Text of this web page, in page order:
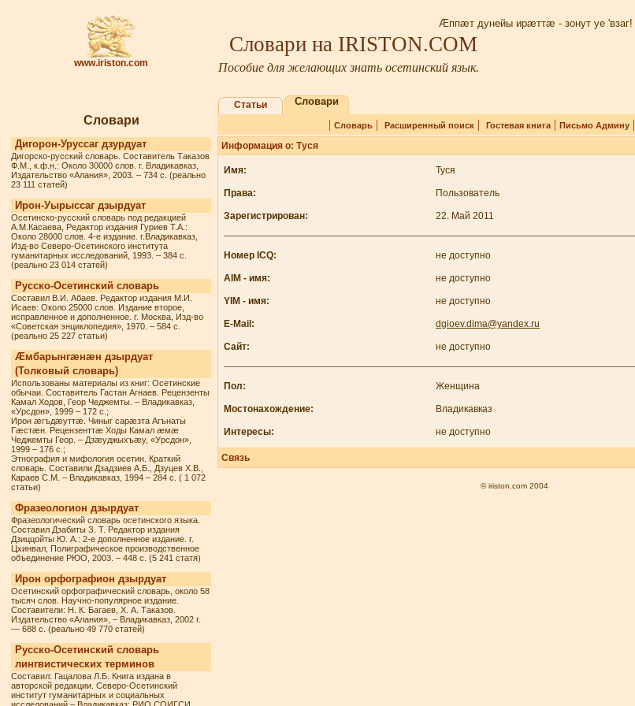
www.iriston.com
Æппæт дунейы ирæттæ - зонут уе 'взаг!
Словари на IRISTON.COM
Пособие для желающих знать осетинский язык.
Словари
Дигорон-Уруссаг дзурдуат
Дигорско-русский словарь. Составитель Таказов
Ф.М., к.ф.н.: Около 30000 слов. г. Владикавказ,
Издательство «Алания», 2003. – 734 с. (реально
23 111 статей)
Ирон-Уырыссаг дзырдуат
Осетинско-русский словарь под редакцией
А.М.Касаева, Редактор издания Гуриев Т.А.:
Около 28000 слов. 4-е издание. г.Владикавказ,
Изд-во Северо-Осетинского института
гуманитарных исследований, 1993. – 384 с.
(реально 23 014 статей)
Русско-Осетинский словарь
Составил В.И. Абаев. Редактор издания М.И.
Исаев: Около 25000 слов. Издание второе,
исправленное и дополненное. г. Москва, Изд-во
«Советская энциклопедия», 1970. – 584 с.
(реально 25 227 статьи)
Æмбарынгæнæн дзырдуат
(Толковый словарь)
Использованы материалы из книг: Осетинские
обычаи. Составитель Гастан Агнаев. Рецензенты
Камал Ходов, Геор Чеджемты. – Владикавказ,
«Урсдон», 1999 – 172 с.;
Ирон æгъдæуттæ. Чиныг сарæзта Агънаты
Гæстæн. Рецензенттæ Ходы Камал æмæ
Чеджемты Геор. – Дзæуджыхъæу, «Урсдон»,
1999 – 176 с.;
Этнография и мифология осетин. Краткий
словарь. Составили Дзадзиев А.Б., Дзуцев Х.В.,
Караев С.М. – Владикавказ, 1994 – 284 с. ( 1 072
статьи)
Фразеологион дзырдуат
Фразеологический словарь осетинского языка.
Составил Дзабиты З. Т. Редактор издания
Дзиццойты Ю. А.: 2-е дополненное издание. г.
Цхинвал, Полиграфическое производственное
объединение РЮО, 2003. – 448 с. (5 241 статя)
Ирон орфографион дзырдуат
Осетинский орфографический словарь, около 58
тысяч слов. Научно-популярное издание.
Составители: Н. К. Багаев, Х. А. Таказов.
Издательство «Алания», – Владикавказ, 2002 г.
— 688 с. (реально 49 770 статей)
Русско-Осетинский словарь
лингвистических терминов
Составил: Гацалова Л.Б. Книга издана в
авторской редакции. Северо-Осетинский
институт гуманитарных и социальных
Статьи Словари
| Словарь| Расширенный поиск| Гостевая книга| Письмо Админу|
Информация о: Туся
Имя: Туся
Права: Пользователь
Зарегистрирован: 22. Май 2011
Номер ICQ: не доступно
AIM - имя: не доступно
YIM - имя: не доступно
E-Mail: dgioev.dima@yandex.ru
Сайт: не доступно
Пол: Женщина
Мостонахождение: Владикавказ
Интересы: не доступно
Связь
© iriston.com 2004